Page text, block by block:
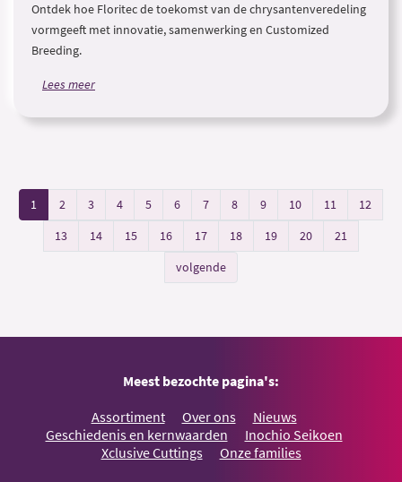
Ontdek hoe Floritec de toekomst van de chrysantenveredeling
vormgeeft met innovatie, samenwerking en Customized
Breeding.
Lees meer
1 2 3 4 5 6 7 8 9 10 11
12
13
14 15 16 17 18 19 20
21
volgende
Meest bezochte pagina's:
Assortiment Over ons
Nieuws
Geschiedenis en kernwaarden
Inochio Seikoen
Xclusive Cuttings
Onze families